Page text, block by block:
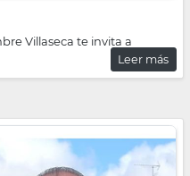
Villaseca te invita a
Leer más